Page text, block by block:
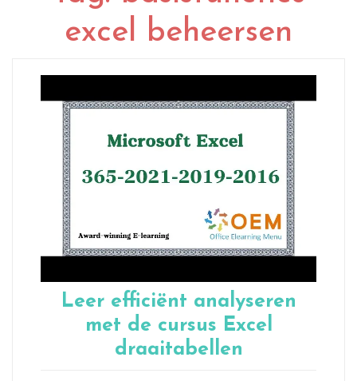
excel beheersen
Leer efficiënt analyseren
met de cursus Excel
draaitabellen